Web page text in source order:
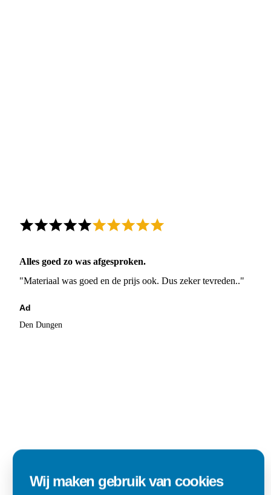
Alles goed zo was afgesproken.
"Materiaal was goed en de prijs ook. Dus zeker tevreden.."
Ad
Den Dungen
Wij maken gebruik van cookies